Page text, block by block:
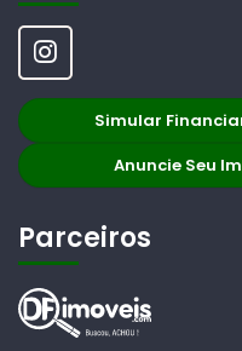
Simular
Anuncie Seu
Parceiros